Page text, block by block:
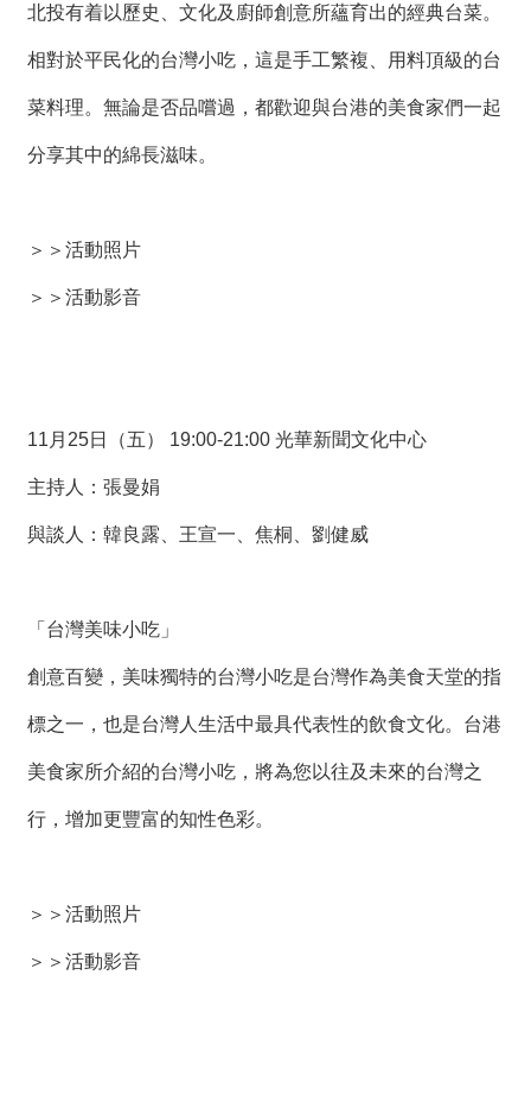
北投有着以歷史、文化及廚師創意所蘊育出的經典台菜。
相對於平民化的台灣小吃，這是手工繁複、用料頂級的台
菜料理。無論是否品嚐過，都歡迎與台港的美食家們一起
分享其中的綿長滋味。
＞＞ 活動照片
＞＞ 活動影音
11月25日（五） 19:00-21:00 光華新聞文化中心
主持人：張曼娟
與談人：韓良露、王宣一、焦桐、劉健威
「台灣美味小吃」
創意百變，美味獨特的台灣小吃是台灣作為美食天堂的指
標之一，也是台灣人生活中最具代表性的飲食文化。台港
美食家所介紹的台灣小吃，將為您以往及未來的台灣之
行，增加更豐富的知性色彩。
＞＞ 活動照片
＞＞ 活動影音